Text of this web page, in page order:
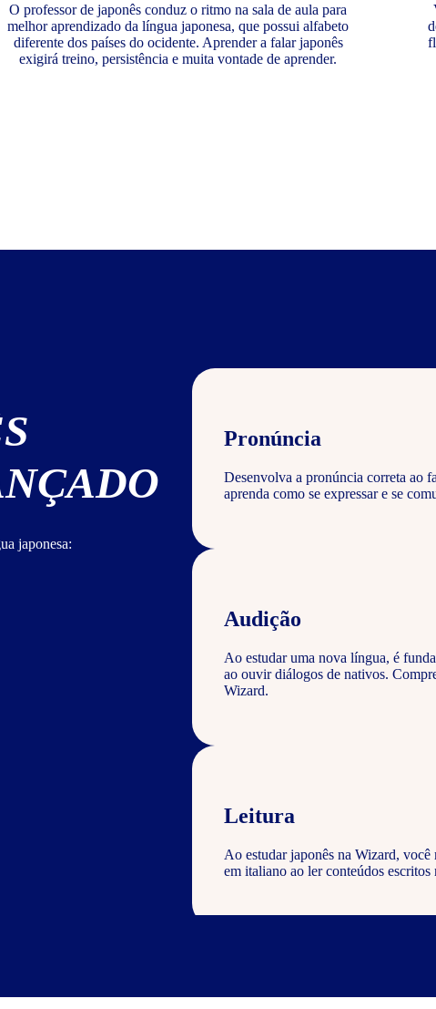
O professor de japonês conduz o ritmo na sala de aula para
melhor aprendizado da língua japonesa, que possui alfabeto
diferente dos países do ocidente. Aprender a falar japonês
exigirá treino, persistência e muita vontade de aprender.
japonesa:
Pronúncia
Desenvolva a pronúncia correta ao
aprenda como se expressar e se
Audição
Ao estudar uma nova língua, é
ao ouvir diálogos de nativos.
Wizard.
Leitura
Ao estudar japonês na Wizard, você
em italiano ao ler conteúdos escritos
Escrita